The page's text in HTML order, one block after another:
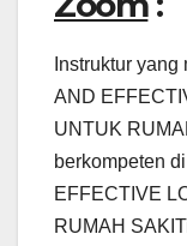
Instruktur
AND
UNTUK
berkompeten
EFFECTIVE
RUMAH